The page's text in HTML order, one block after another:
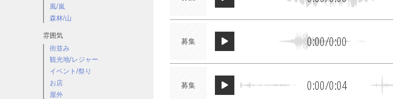
風/嵐
森林/山
雰囲気
街並み
観光地/レジャー
イベント/祭り
お店
屋外
募集 0:00/0:00
募集 0:00/0:04